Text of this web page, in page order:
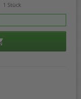
1 Stück